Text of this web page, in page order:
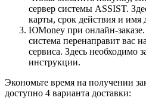
сервер системы ASSIST.
карты, срок действия и имя
ЮMoney при онлайн-
система перенаправит вас
сервиса. Здесь необходимо
инструкции.
Экономьте время на получении
доступно 4 варианта доставки: